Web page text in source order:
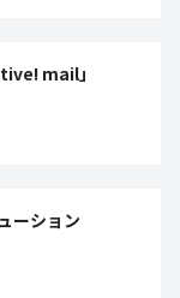
mail」
ーション